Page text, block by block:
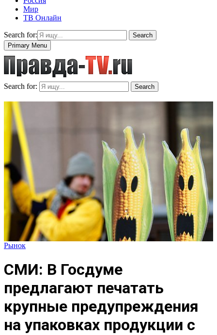
Мир
ТВ Онлайн
Search for:
Search
Primary Menu
Search for: Search
Рынок
СМИ: В Госдуме
предлагают печатать
крупные предупреждения
на упаковках продукции с